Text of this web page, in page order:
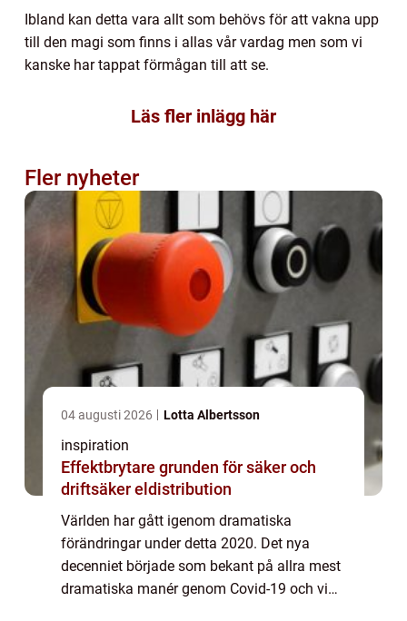
Ibland kan detta vara allt som behövs för att vakna upp
till den magi som finns i allas vår vardag men som vi
kanske har tappat förmågan till att se.
Läs fler inlägg här
Fler nyheter
04 augusti 2026 Lotta Albertsson
inspiration
Effektbrytare grunden för säker och
driftsäker eldistribution
Världen har gått igenom dramatiska
förändringar under detta 2020. Det nya
decenniet började som bekant på allra mest
dramatiska manér genom Covid-19 och vi